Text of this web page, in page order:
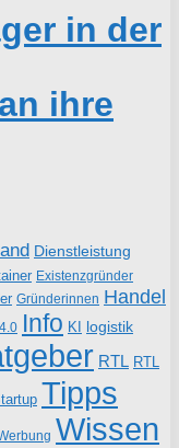
in der
ihre
Dienstleistung
Existenzgründer
Gründerinnen Handel
Info KI logistik
RTL RTL
Tipps
Wissen